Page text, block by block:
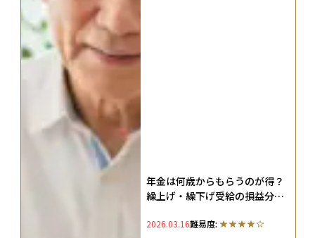
年金は何歳からもらうのが得？
繰上げ・繰下げ受給の損益分岐
2026.03.16難易度: